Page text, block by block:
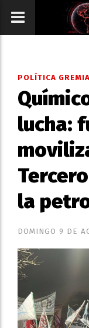
lucha:
la
POLÍTICA
DOMINGO 9 DE